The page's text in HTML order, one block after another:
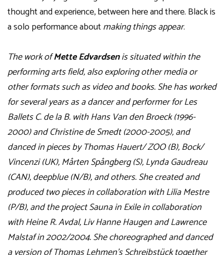
thought and experience, between here and there. Black is
a solo performance aboutmaking thingsappear.
The work ofMette Edvardsenis situated within the
performing arts field, also exploring other media or
other formats such as video and books. She has worked
for several years as a dancer and performer for Les
Ballets C. de la B. with Hans Van den Broeck (1996-
2000) and Christine de Smedt (2000-2005), and
danced in pieces by Thomas Hauert/ ZOO (B), Bock/
Vincenzi (UK), Mårten Spångberg (S), Lynda Gaudreau
(CAN), deepblue (N/B), and others. She created and
produced two pieces in collaboration with Lilia Mestre
(P/B), and the project Sauna in Exile in collaboration
with Heine R. Avdal, Liv Hanne Haugen and Lawrence
Malstaf in 2002/2004. She choreographed and danced